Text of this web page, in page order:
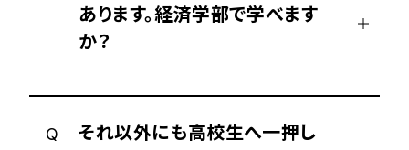
あります。経済学部で学べます
か？
Q
それ以外にも高校生へ一押し